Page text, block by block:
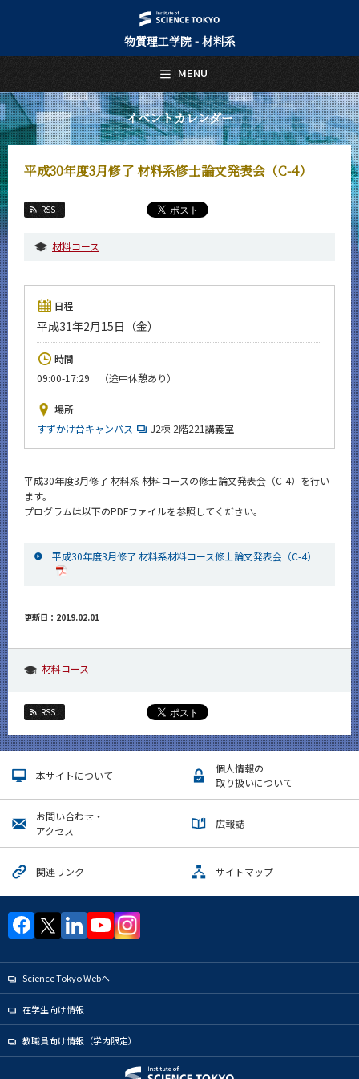
物質理工学院 - 材料系
イベントカレンダー
平成30年度3月修了 材料系修士論文発表会（C-4）
RSS
材料コース
日程
平成31年2月15日（金）
時間
09:00-17:29 （途中休憩あり）
場所
すずかけ台キャンパス
J2棟 2階221講義室
平成30年度3月修了 材料系 材料コースの修士論文発表会（C-4）を行い
ます。
プログラムは以下のPDFファイルを参照してください。
平成30年度3月修了 材料系材料コース修士論文発表会（C-4）
更新日：2019.02.01
材料コース
RSS
本サイトについて
個人情報の
取り扱いについて
お問い合わせ・
アクセス
広報誌
関連リンク サイトマップ
Science Tokyo Webヘ
在学生向け情報
教職員向け情報（学内限定）
MENU
日本語 English
トップページ
Top Page
材料系について
About Us
Education
入学案内
Admissions
材料系 News
イベントカレンダー
Event Calendar
今後の課程別イベント
年別アーカイブ